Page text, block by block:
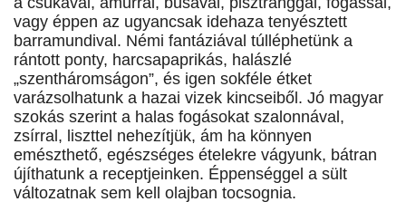
vagy éppen az ugyancsak idehaza tenyésztett
barramundival. Némi fantáziával túlléphetünk a
rántott ponty, harcsapaprikás, halászlé
„szentháromságon”, és igen sokféle étket
varázsolhatunk a hazai vizek kincseiből. Jó magyar
szokás szerint a halas fogásokat szalonnával,
zsírral, liszttel nehezítjük, ám ha könnyen
emészthető, egészséges ételekre vágyunk, bátran
újíthatunk a receptjeinken. Éppenséggel a sült
változatnak sem kell olajban tocsognia.